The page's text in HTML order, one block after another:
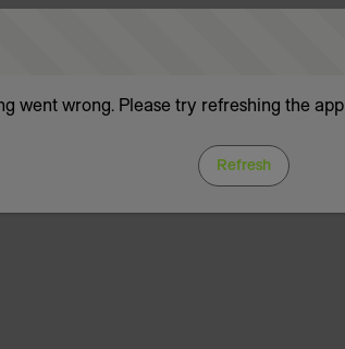
went wrong. Please try refreshing the app
Refresh